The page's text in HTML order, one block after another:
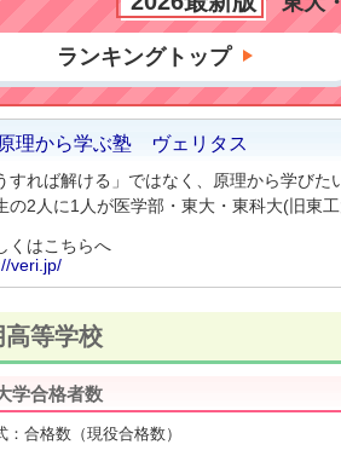
ランキングトップ
理から学ぶ塾 ヴェリタス
すれば解ける」ではなく、原理から学びた
の2人に1人が医学部・東大・東科大(旧東
くはこちらへ
veri.jp/
高等学校
学合格者数
：合格数（現役合格数）